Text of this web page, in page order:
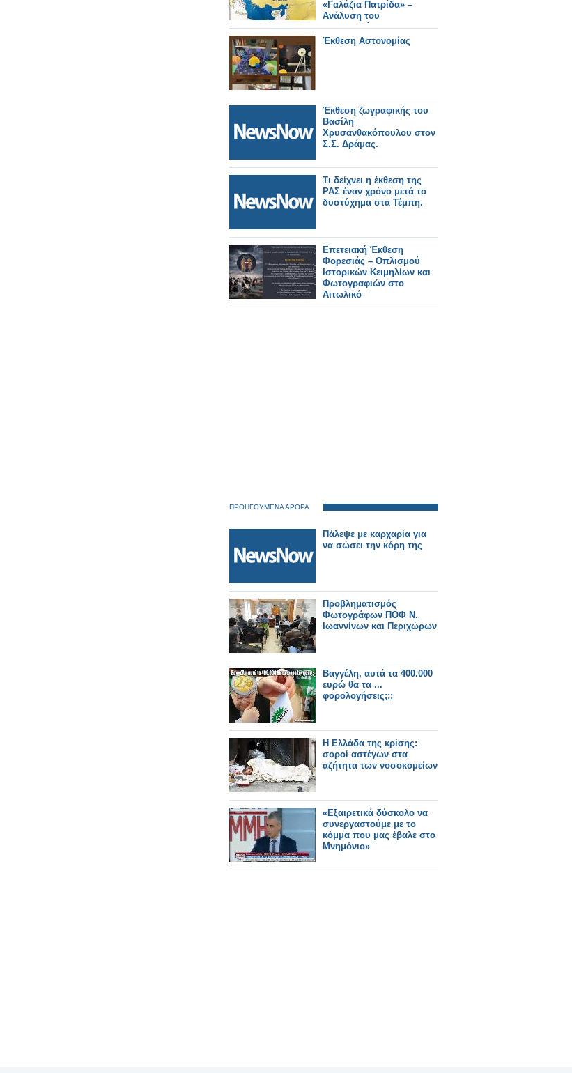
«Γαλάζια Πατρίδα» –
Ανάλυση του
Κωνσταντίνου
Μπαλωμένου
Έκθεση Αστονομίας
Έκθεση ζωγραφικής του
Βασίλη
Χρυσανθακόπουλου στον
Σ.Σ. Δράμας.
Τι δείχνει η έκθεση της
ΡΑΣ έναν χρόνο μετά το
δυστύχημα στα Τέμπη.
Επετειακή Έκθεση
Φορεσιάς – Οπλισμού
Ιστορικών Κειμηλίων και
Φωτογραφιών στο
Αιτωλικό
ΠΡΟΗΓΟΥΜΕΝΑ ΑΡΘΡΑ
Πάλεψε με καρχαρία για
να σώσει την κόρη της
Προβληματισμός
Φωτογράφων ΠΟΦ Ν.
Ιωαννίνων και Περιχώρων
Βαγγέλη, αυτά τα 400.000
ευρώ θα τα ...
φορολογήσεις;;;
Η Ελλάδα της κρίσης:
σοροί αστέγων στα
αζήτητα των νοσοκομείων
«Εξαιρετικά δύσκολο να
συνεργαστούμε με το
κόμμα που μας έβαλε στο
Μνημόνιο»